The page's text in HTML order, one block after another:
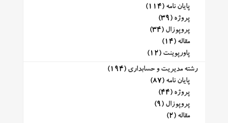
پایان نامه (114)
پروژه (39)
پروپوزال (34)
مقاله (14)
پاورپوینت (12)
رشته مدیریت و حسابداری (194)
پایان نامه (87)
پروژه (44)
پروپوزال (9)
مقاله (2)